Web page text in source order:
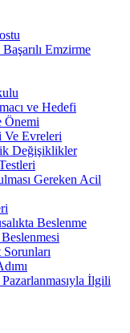
Emzirme
ve Hedefi
Önemi
Evreleri
Değişiklikler
Gereken Acil
Beslenme
İlgili